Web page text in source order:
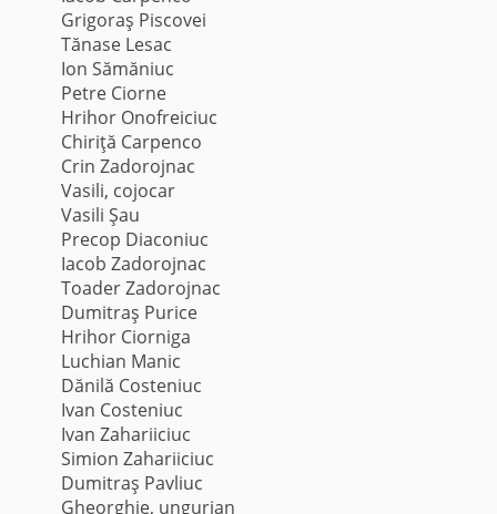
Grigoraş Piscovei
Tănase Lesac
Ion Sămăniuc
Petre Ciorne
Hrihor Onofreiciuc
Chiriţă Carpenco
Crin Zadorojnac
Vasili, cojocar
Vasili Şau
Precop Diaconiuc
Iacob Zadorojnac
Toader Zadorojnac
Dumitraş Purice
Hrihor Ciorniga
Luchian Manic
Dănilă Costeniuc
Ivan Costeniuc
Ivan Zahariiciuc
Simion Zahariiciuc
Dumitraş Pavliuc
Gheorghie, ungurian